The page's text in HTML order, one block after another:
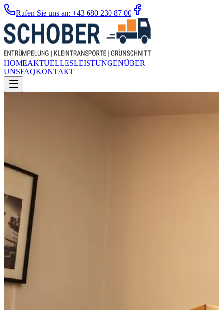
Rufen Sie uns an: +43 680 230 87 00
HOMEAKTUELLESLEISTUNGENÜBER
UNSFAQKONTAKT